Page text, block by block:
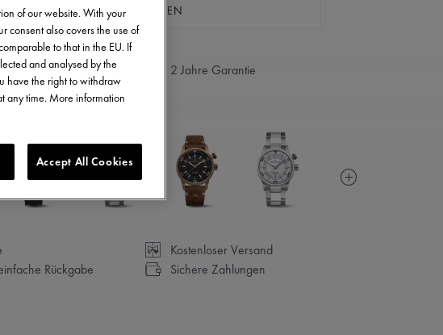
EINE BOUTIQUE FINDEN
2 Jahre Garantie
Kostenloser Versand
Rückgabe
Sichere Zahlungen
of our website. With your
consent also covers the use of
to that in the EU. If
and analysed by the
have the right to withdraw
any time. More information
Accept All Cookies